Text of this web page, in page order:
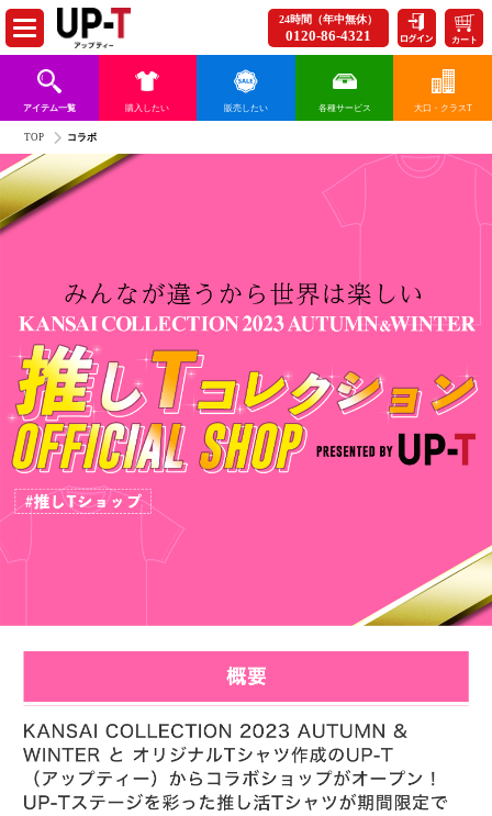
24時間（年中無休）
0120-86-4321 カート
アイテム一覧 購入したい 販売したい 各種サービス 大口・クラスT
TOP コラボ